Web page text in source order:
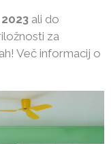
ali do
za
Več informacij o